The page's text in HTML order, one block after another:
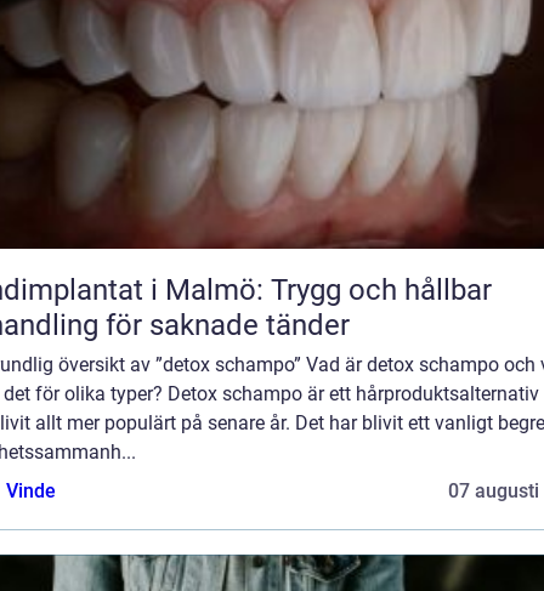
i Malmö: Trygg och hållbar
för saknade tänder
översikt av ”detox schampo” Vad är detox schampo och
för olika typer? Detox schampo är ett hårproduktsalternativ
allt mer populärt på senare år. Det har blivit ett vanligt
Vinde
07 augusti